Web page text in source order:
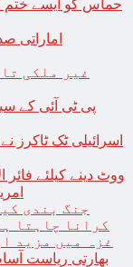
حماس کو ایسے ختم
اماراتی
غیر ملکی
پی ٹی آئی کے
اسرائیلی ٹک ٹاکرز
ووٹ دینے کیلئے فائر
جنگ بندی
کرانا چاہتا
غزہ میں مزید
بھارتی ریاست